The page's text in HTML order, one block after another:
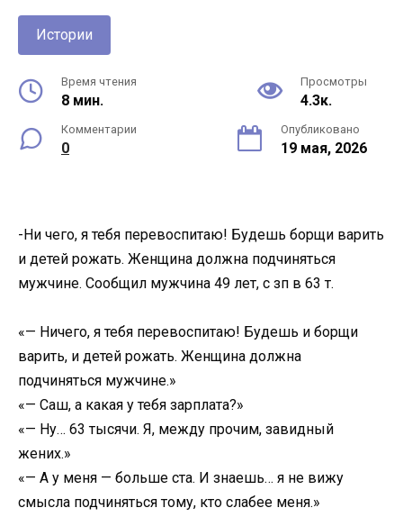
Истории
Время чтения
8 мин.
Просмотры
4.3к.
Комментарии
0
Опубликовано
19 мая, 2026
-Ни чего, я тебя перевоспитаю! Будешь борщи варить
и детей рожать. Женщина должна подчиняться
мужчине. Сообщил мужчина 49 лет, с зп в 63 т.
«— Ничего, я тебя перевоспитаю! Будешь и борщи
варить, и детей рожать. Женщина должна
подчиняться мужчине.»
«— Саш, а какая у тебя зарплата?»
«— Ну… 63 тысячи. Я, между прочим, завидный
жених.»
«— А у меня — больше ста. И знаешь… я не вижу
смысла подчиняться тому, кто слабее меня.»